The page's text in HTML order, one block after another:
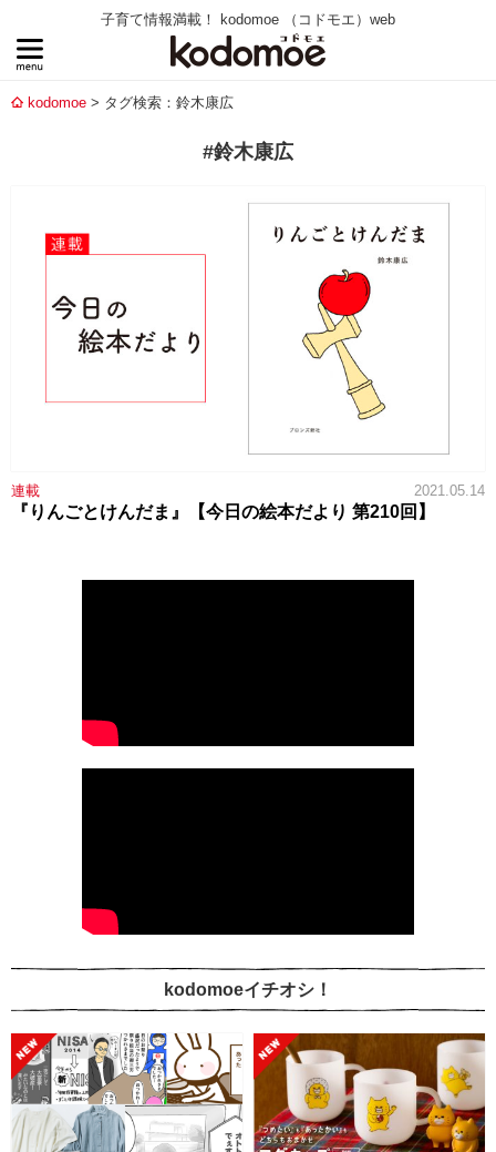
子育て情報満載！ kodomoe （コドモエ）web
kodomoe タグ検索：鈴木康広
#鈴木康広
連載 2021.05.14
『りんごとけんだま』【今日の絵本だより 第210回】
kodomoeイチオシ！